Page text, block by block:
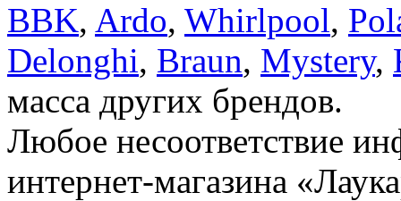
BBK, Ardo, Whirlpool,
Delonghi, Braun, Mystery,
масса других брендов.
Любое несоответствие
интернет-магазина